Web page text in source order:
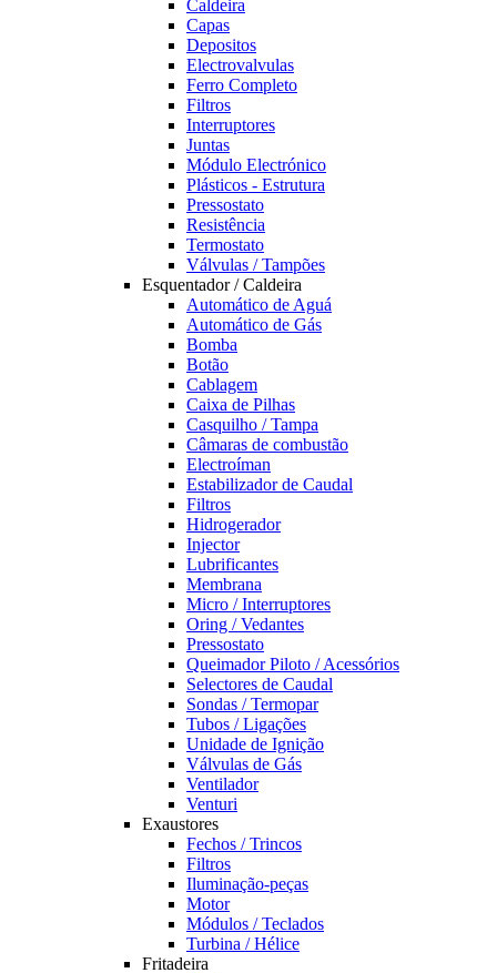
Caldeira
Capas
Depositos
Electrovalvulas
Ferro Completo
Filtros
Interruptores
Juntas
Módulo Electrónico
Plásticos - Estrutura
Pressostato
Resistência
Termostato
Válvulas / Tampões
Esquentador / Caldeira
Automático de Aguá
Automático de Gás
Bomba
Botão
Cablagem
Caixa de Pilhas
Casquilho / Tampa
Câmaras de combustão
Electroíman
Estabilizador de Caudal
Filtros
Hidrogerador
Injector
Lubrificantes
Membrana
Micro / Interruptores
Oring / Vedantes
Pressostato
Queimador Piloto / Acessórios
Selectores de Caudal
Sondas / Termopar
Tubos / Ligações
Unidade de Ignição
Válvulas de Gás
Ventilador
Venturi
Exaustores
Fechos / Trincos
Filtros
Iluminação-peças
Motor
Módulos / Teclados
Turbina / Hélice
Fritadeira